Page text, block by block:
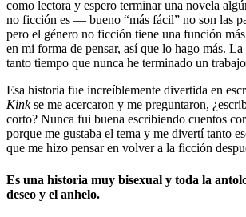
como lectora y espero terminar una novela
no ficción es — bueno “más fácil” no son las
pero el género no ficción tiene una función
en mi forma de pensar, así que lo hago más.
tanto tiempo que nunca he terminado un
Esa historia fue increíblemente divertida en
Kinkse me acercaron y me preguntaron,
corto? Nunca fui buena escribiendo cuentos
porque me gustaba el tema y me divertí tanto
que me hizo pensar en volver a la ficción
Es una historia muy bisexual y toda la
deseo y el anhelo.